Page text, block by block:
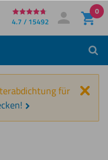
4.7 / 15492 Mein Konto
Anmelden
0
für